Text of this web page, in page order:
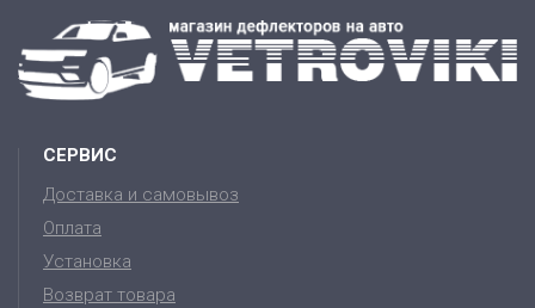
СЕРВИС
Доставка и самовывоз
Оплата
Установка
Возврат товара